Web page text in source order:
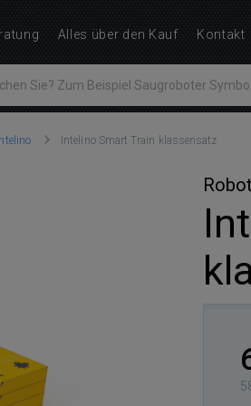
Intelino Intelino Smart Train klassensatz
Alles über den Kauf Kontakt